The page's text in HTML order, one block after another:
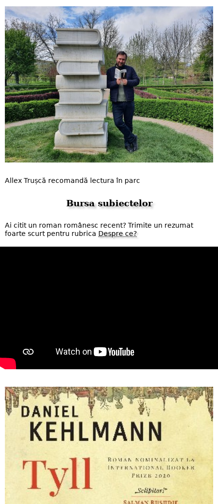
Allex Trușcă recomandă lectura în parc
Bursa subiectelor
Ai citit un roman românesc recent? Trimite un rezumat
foarte scurt pentru rubrica Despre ce?